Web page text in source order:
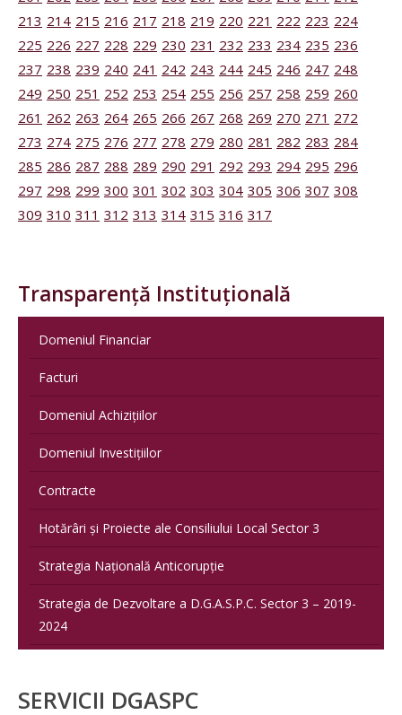
213 214 215 216 217 218 219 220 221 222 223 224
225 226 227 228 229 230 231 232 233 234 235 236
237 238 239 240 241 242 243 244 245 246 247 248
249 250 251 252 253 254 255 256 257 258 259 260
261 262 263 264 265 266 267 268 269 270 271 272
273 274 275 276 277 278 279 280 281 282 283 284
285 286 287 288 289 290 291 292 293 294 295 296
297 298 299 300 301 302 303 304 305 306 307 308
309 310 311 312 313 314 315 316 317
Transparență Instituțională
Domeniul Financiar
Facturi
Domeniul Achizițiilor
Domeniul Investițiilor
Contracte
Hotărâri și Proiecte ale Consiliului Local Sector 3
Strategia Națională Anticorupție
Strategia de Dezvoltare a D.G.A.S.P.C. Sector 3 – 2019-
2024
SERVICII DGASPC